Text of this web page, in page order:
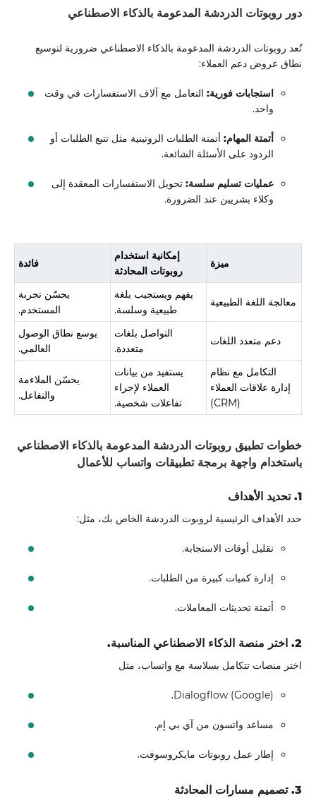
دور روبوتات الدردشة المدعومة بالذكاء الاصطناعي
تُعد روبوتات الدردشة المدعومة بالذكاء الاصطناعي ضرورية لتوسيع
نطاق عروض دعم العملاء:
استجابات فورية: التعامل مع آلاف الاستفسارات في وقت
واحد.
أتمتة المهام: أتمتة الطلبات الروتينية مثل تتبع الطلبات أو
الردود على الأسئلة الشائعة.
عمليات تسليم سلسة: تحويل الاستفسارات المعقدة إلى
وكلاء بشريين عند الضرورة.
ميزة
إمكانية استخدام
روبوتات المحادثة
فائدة
معالجة اللغة الطبيعية
يفهم ويستجيب بلغة
طبيعية وسلسة.
يحسّن تجربة
المستخدم.
دعم متعدد اللغات
التواصل بلغات
متعددة.
يوسع نطاق الوصول
العالمي.
التكامل مع نظام
إدارة علاقات العملاء
(CRM)
يستفيد من بيانات
العملاء لإجراء
تفاعلات شخصية.
يحسّن الملاءمة
والتفاعل.
خطوات تطبيق روبوتات الدردشة المدعومة بالذكاء الاصطناعي
باستخدام واجهة برمجة تطبيقات واتساب للأعمال
1. تحديد الأهداف
حدد الأهداف الرئيسية لروبوت الدردشة الخاص بك، مثل:
تقليل أوقات الاستجابة.
إدارة كميات كبيرة من الطلبات.
أتمتة تحديثات المعاملات.
2. اختر منصة الذكاء الاصطناعي المناسبة.
اختر منصات تتكامل بسلاسة مع واتساب، مثل
Dialogflow (Google).
مساعد واتسون من آي بي إم.
إطار عمل روبوتات مايكروسوفت.
3. تصميم مسارات المحادثة